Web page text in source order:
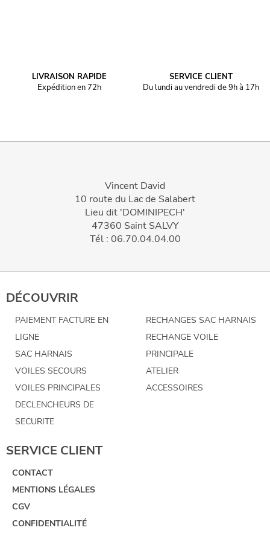
LIVRAISON RAPIDE
Expédition en 72h
SERVICE CLIENT
Du lundi au vendredi de 9h à 17h
Vincent David
10 route du Lac de Salabert
Lieu dit 'DOMINIPECH'
47360 Saint SALVY
Tél : 06.70.04.04.00
DÉCOUVRIR
PAIEMENT FACTURE EN
LIGNE
SAC HARNAIS
VOILES SECOURS
VOILES PRINCIPALES
DECLENCHEURS DE
SECURITE
RECHANGES SAC HARNAIS
RECHANGE VOILE
PRINCIPALE
ATELIER
ACCESSOIRES
SERVICE CLIENT
CONTACT
MENTIONS LÉGALES
CGV
CONFIDENTIALITÉ